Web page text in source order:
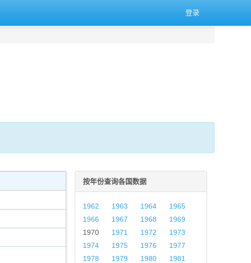
登录
按年份查询各国数据
1962 1963 1964
1965
1966
1967 1968
1969
1970
1971 1972
1973
1974
1975 1976
1977
1978
1979 1980
1981